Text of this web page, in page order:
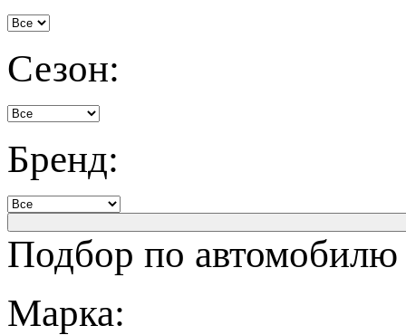
Сезон:
Бренд:
Подбор по автомобилю
Марка: